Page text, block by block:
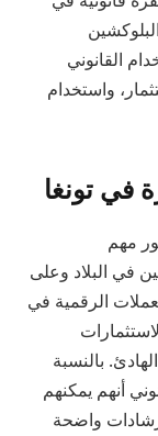
القانوني
واستخدام
في تونغا
مهم
في البلاد وعلى
الرقمية في
بالنسبة
أنهم يمكنهم
واضحة